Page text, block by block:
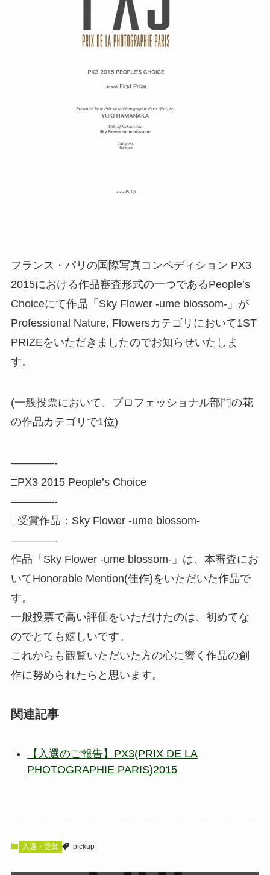
フランス・パリの国際写真コンペディション PX3
2015における作品審査形式の一つであるPeople’s
Choiceにて作品「Sky Flower -ume blossom-」が
Professional Nature, Flowersカテゴリにおいて1ST
PRIZEをいただきましたのでお知らせいたしま
す。
(一般投票において、プロフェッショナル部門の花
の作品カテゴリで1位)
————-
□PX3 2015 People’s Choice
————-
□受賞作品：Sky Flower -ume blossom-
————-
作品「Sky Flower -ume blossom-」は、本審査にお
いてHonorable Mention(佳作)をいただいた作品で
す。
一般投票で高い評価をいただけたのは、初めてな
のでとても嬉しいです。
これからも観覧いただいた方の心に響く作品の創
作に努められたらと思います。
関連記事
【入選のご報告】PX3(PRIX DE LA
PHOTOGRAPHIE PARIS)2015
入選・受賞 pickup